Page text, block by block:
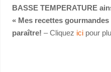
BASSE TEMPERATURE
« Mes recettes
paraître! – Cliquez icipour